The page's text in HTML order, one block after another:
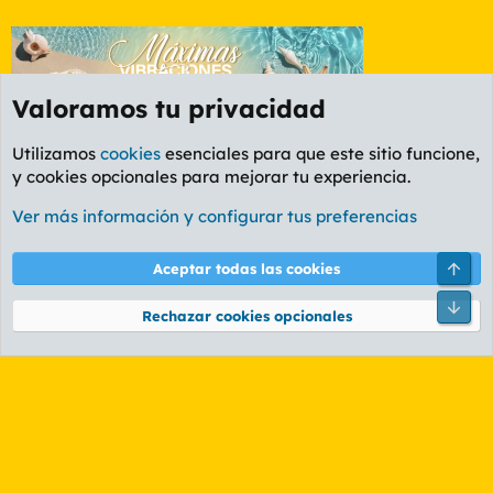
Foro General
Cookies
PL OLDSTYLE AMARILLO
Términos y reglas Política de privacidad Ayuda
Community platform by XenForo® © 2010-2026 XenForo Ltd.
Valoramos tu privacidad
Utilizamos cookies esenciales para que este sitio funcione,
y cookies opcionales para mejorar tu experiencia.
Ver más información y configurar tus preferencias
Aceptar todas las cookies
Rechazar cookies opcionales
Pie